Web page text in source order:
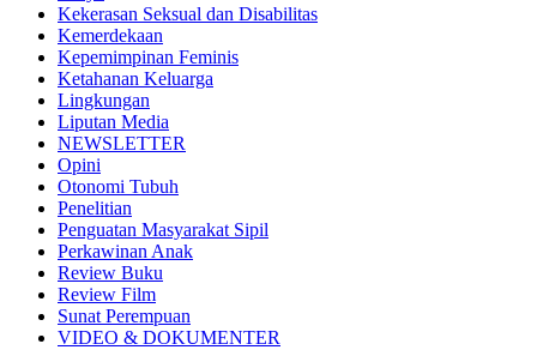
Kekerasan Seksual dan Disabilitas
Kemerdekaan
Kepemimpinan Feminis
Ketahanan Keluarga
Lingkungan
Liputan Media
NEWSLETTER
Opini
Otonomi Tubuh
Penelitian
Penguatan Masyarakat Sipil
Perkawinan Anak
Review Buku
Review Film
Sunat Perempuan
VIDEO & DOKUMENTER